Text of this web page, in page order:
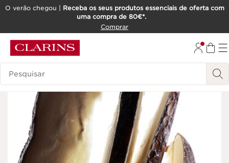
SALTAR PARA O CONTEÚDO
O verão chegou | Receba os seus produtos essenciais de oferta com
uma compra de 80€*.
Comprar
Pesquisar Legenda